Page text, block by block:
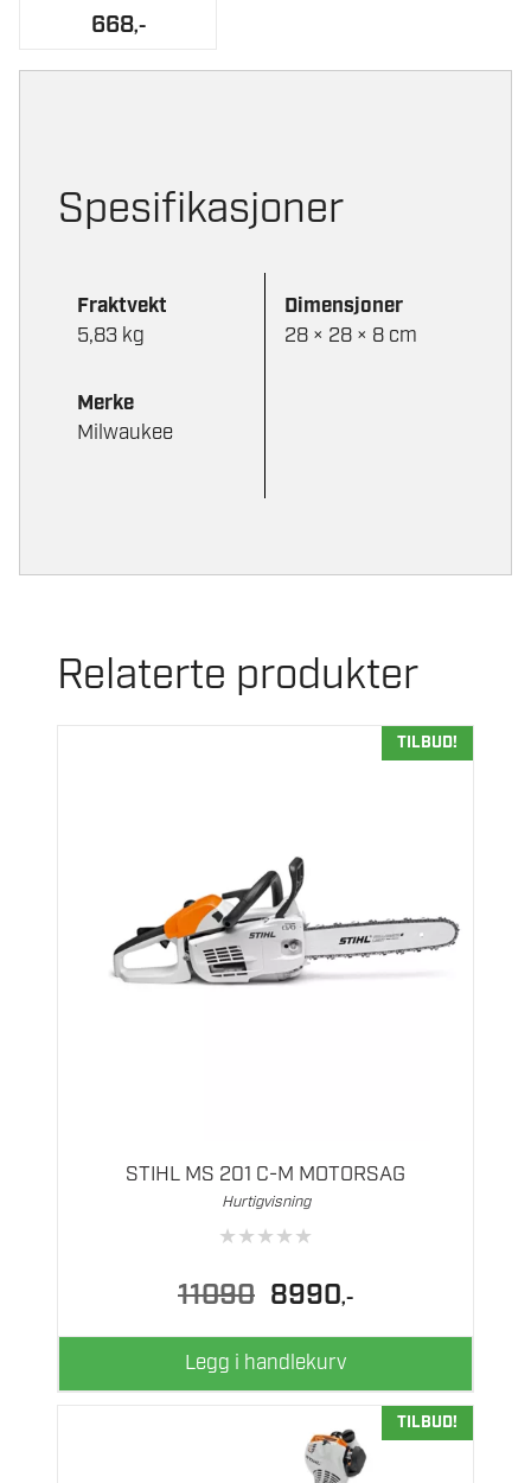
668,-
Spesifikasjoner
Fraktvekt
5,83 kg
Dimensjoner
28 × 28 × 8 cm
Merke
Milwaukee
Relaterte produkter
TILBUD!
STIHL MS 201 C-M MOTORSAG
Hurtigvisning
★★★★★
11090
Opprinnelig
pris
var:
11090.
8990pris
er:
8990.
,-
Legg i handlekurv
TILBUD!